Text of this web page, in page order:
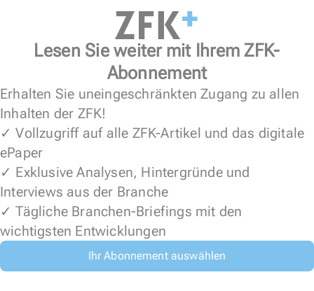
Lesen Sie weiter mit Ihrem ZFK-
Abonnement
Erhalten Sie uneingeschränkten Zugang zu allen
Inhalten der ZFK!
✓ Vollzugriff auf alle ZFK-Artikel und das digitale
ePaper
✓ Exklusive Analysen, Hintergründe und
Interviews aus der Branche
✓ Tägliche Branchen-Briefings mit den
wichtigsten Entwicklungen
Ihr Abonnement auswählen